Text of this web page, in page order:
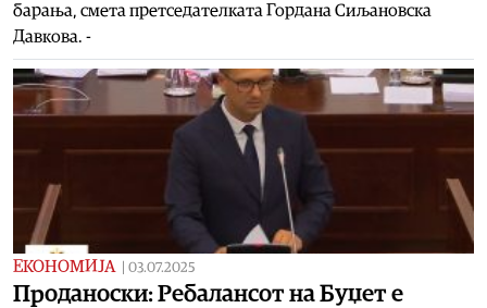
барања, смета претседателката Гордана Сиљановска
Давкова. -
ЕКОНОМИЈА 03.07.2025
Проданоски: Ребалансот на Буџет е